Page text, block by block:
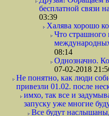
бесплатной связи
03:39
Халява хорошо
Что страшного
08:14
Однозначно.
07-02-2018
Не понятно, как люди
привезли 01.02. после
имхо, так все и
запуску уже многие
Все будут